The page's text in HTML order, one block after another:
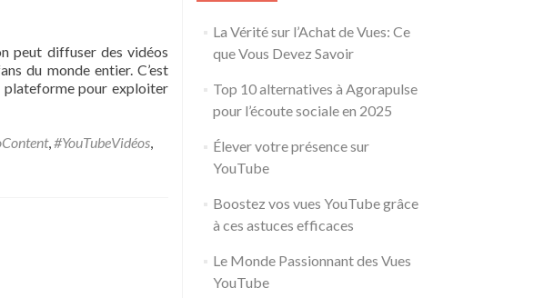
peut diffuser des vidéos
du monde entier. C’est
plateforme pour exploiter
,#YouTubeVidéos,
La Vérité sur l’Achat de Vues: Ce
que Vous Devez Savoir
Top 10 alternatives à Agorapulse
pour l’écoute sociale en 2025
Élever votre présence sur
YouTube
Boostez vos vues YouTube grâce
à ces astuces efficaces
Le Monde Passionnant des Vues
YouTube